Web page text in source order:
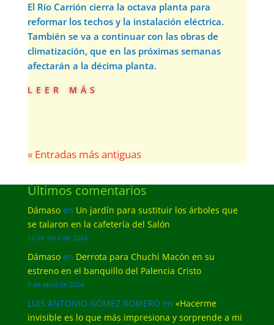
El Río Carrión cierra la octava planta para
reformar los techos y la instalación eléctrica.
También se va a continuar con las obras de
climatización, que en las próximas semanas
afectarán a la décima planta.
leer más
« Entradas más antiguas
Últimos comentarios
Dámasoen Un jardín para sustituir los árboles que
se talaron en la cafetería del Salón
13 de abril de 2024
Dámasoen Derrota para Chuchi Macón en su
estreno en el banquillo del Palencia Cristo
7 de abril de 2024
LUIS ANTONIO GÓMEZ ROMERO en «Hacerme
invisible es lo que más impresiona y sorprende a mi